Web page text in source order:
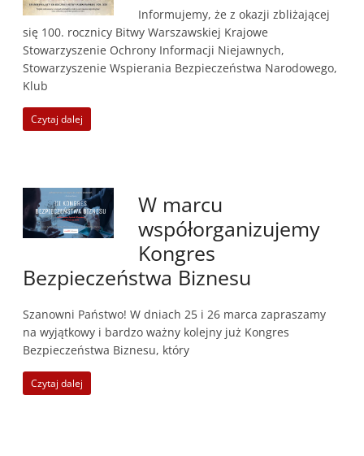
Informujemy, że z okazji zbliżającej
się 100. rocznicy Bitwy Warszawskiej Krajowe
Stowarzyszenie Ochrony Informacji Niejawnych,
Stowarzyszenie Wspierania Bezpieczeństwa Narodowego,
Klub
Czytaj dalej
W marcu
współorganizujemy
Kongres
Bezpieczeństwa Biznesu
Szanowni Państwo! W dniach 25 i 26 marca zapraszamy
na wyjątkowy i bardzo ważny kolejny już Kongres
Bezpieczeństwa Biznesu, który
Czytaj dalej